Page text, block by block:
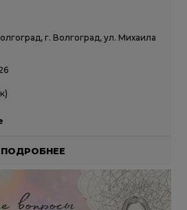
г. Волгоград, ул. Михаила
ПОДРОБНЕЕ